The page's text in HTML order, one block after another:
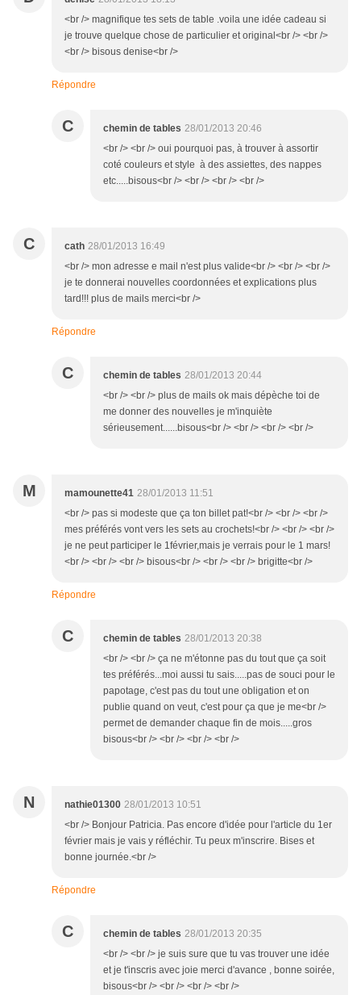
<br /> magnifique tes sets de table .voila une idée cadeau si
je trouve quelque chose de particulier et original<br /> <br />
<br /> bisous denise<br />
Répondre
C chemin de tables 28/01/2013 20:46
<br /> <br /> oui pourquoi pas, à trouver à assortir
coté couleurs et style à des assiettes, des nappes
etc.....bisous<br /> <br /> <br /> <br />
C cath 28/01/2013 16:49
<br /> mon adresse e mail n'est plus valide<br /> <br /> <br />
je te donnerai nouvelles coordonnées et explications plus
tard!!! plus de mails merci<br />
Répondre
C chemin de tables 28/01/2013 20:44
<br /> <br /> plus de mails ok mais dépèche toi de
me donner des nouvelles je m'inquiète
sérieusement......bisous<br /> <br /> <br /> <br />
M mamounette41 28/01/2013 11:51
<br /> pas si modeste que ça ton billet pat!<br /> <br /> <br />
mes préférés vont vers les sets au crochets!<br /> <br /> <br />
je ne peut participer le 1février,mais je verrais pour le 1 mars!
<br /> <br /> <br /> bisous<br /> <br /> <br /> brigitte<br />
Répondre
C chemin de tables 28/01/2013 20:38
<br /> <br /> ça ne m'étonne pas du tout que ça soit
tes préférés...moi aussi tu sais.....pas de souci pour le
papotage, c'est pas du tout une obligation et on
publie quand on veut, c'est pour ça que je me<br />
permet de demander chaque fin de mois.....gros
bisous<br /> <br /> <br /> <br />
N nathie01300 28/01/2013 10:51
<br /> Bonjour Patricia. Pas encore d'idée pour l'article du 1er
février mais je vais y réfléchir. Tu peux m'inscrire. Bises et
bonne journée.<br />
Répondre
C chemin de tables 28/01/2013 20:35
<br /> <br /> je suis sure que tu vas trouver une idée
et je t'inscris avec joie merci d'avance , bonne soirée,
bisous<br /> <br /> <br /> <br />